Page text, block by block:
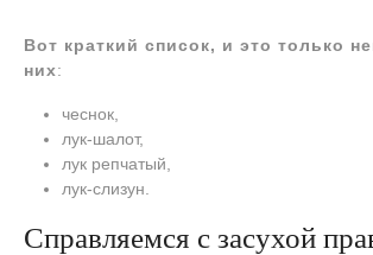
Вот краткий список, и это только
них:
чеснок,
лук-шалот,
лук репчатый,
лук-слизун.
Справляемся с засухой